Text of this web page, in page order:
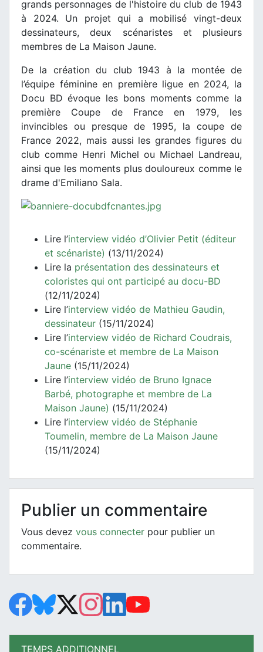
grands personnages de l'histoire du club de 1943
à 2024. Un projet qui a mobilisé vingt-deux
dessinateurs, deux scénaristes et plusieurs
membres de La Maison Jaune.
De la création du club 1943 à la montée de
l’équipe féminine en première ligue en 2024, la
Docu BD évoque les bons moments comme la
première Coupe de France en 1979, les
invincibles ou presque de 1995, la coupe de
France 2022, mais aussi les grandes figures du
club comme Henri Michel ou Michael Landreau,
ainsi que les moments plus douloureux comme le
drame d'Emiliano Sala.
Lire l’interview vidéo d’Olivier Petit (éditeur
et scénariste) (13/11/2024)
Lire la présentation des dessinateurs et
coloristes qui ont participé au docu-BD
(12/11/2024)
Lire l’interview vidéo de Mathieu Gaudin,
dessinateur (15/11/2024)
Lire l’interview vidéo de Richard Coudrais,
co-scénariste et membre de La Maison
Jaune (15/11/2024)
Lire l’interview vidéo de Bruno Ignace
Barbé, photographe et membre de La
Maison Jaune) (15/11/2024)
Lire l’interview vidéo de Stéphanie
Toumelin, membre de La Maison Jaune
(15/11/2024)
Publier un commentaire
Vous devez vous connecter pour publier un
commentaire.
TEMPS ADDITIONNEL